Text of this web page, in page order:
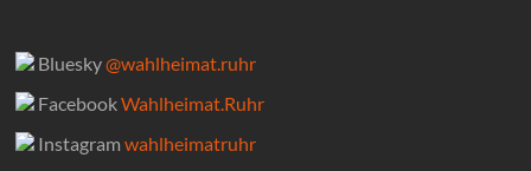
Bluesky@wahlheimat.ruhr
FacebookWahlheimat.Ruhr
Instagramwahlheimatruhr